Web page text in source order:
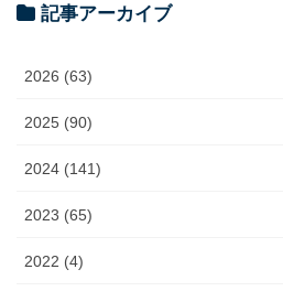
記事アーカイブ
2026 (63)
2025 (90)
2024 (141)
2023 (65)
2022 (4)